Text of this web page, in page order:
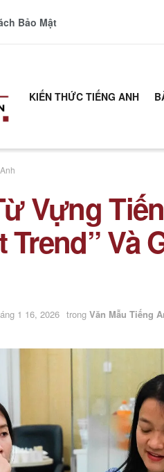
Bảo Mật
KIẾN THỨC TIẾNG ANH
Vựng
Trend” Và
1 16, 2026 trong Văn Mẫu Tiếng